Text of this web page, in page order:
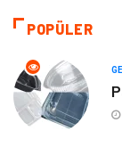
Makine
Kültür
Güzellik &
POPÜLER